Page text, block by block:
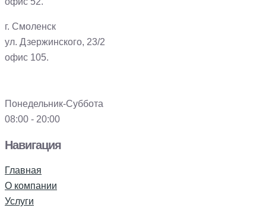
г. Смоленск
ул. Дзержинского, 23/2
офис 105.
Понедельник-Суббота
08:00 - 20:00
Навигация
Главная
О компании
Услуги